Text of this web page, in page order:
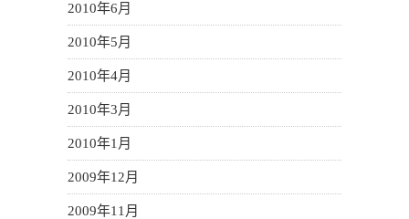
2010年6月
2010年5月
2010年4月
2010年3月
2010年1月
2009年12月
2009年11月